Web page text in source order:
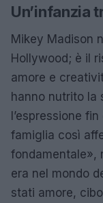
Un’infanzia
Mikey Madison
Hollywood; è il
amore e
hanno nutrito la
l’espressione
famiglia così
fondamentale»,
era nel mondo
stati amore,